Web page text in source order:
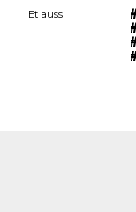
Et aussi